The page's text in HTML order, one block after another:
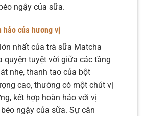
ngậy của sữa.
hảo của hương vị
nhất của trà sữa Matcha
quyện tuyệt vời giữa các tầng
nhẹ, thanh tao của bột
cao, thường có một chút vị
kết hợp hoàn hảo với vị
ngậy của sữa. Sự cân